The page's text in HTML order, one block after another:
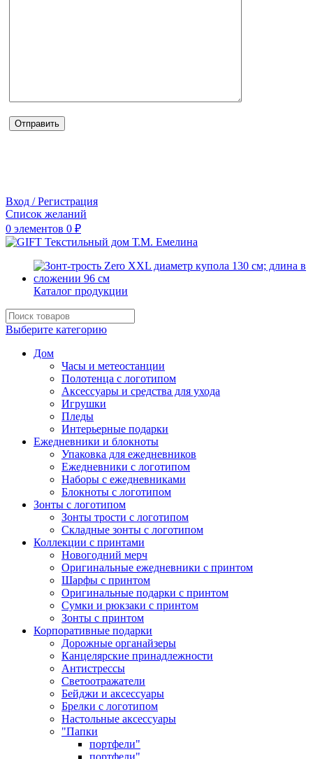
Вход / Регистрация
Список желаний
0 элементов 0 ₽
Каталог продукции
Выберите категорию
Дом
Часы и метеостанции
Полотенца с логотипом
Аксессуары и средства для ухода
Игрушки
Пледы
Интерьерные подарки
Ежедневники и блокноты
Упаковка для ежедневников
Ежедневники с логотипом
Наборы с ежедневниками
Блокноты с логотипом
Зонты с логотипом
Зонты трости с логотипом
Складные зонты с логотипом
Коллекции с принтами
Новогодний мерч
Оригинальные ежедневники с принтом
Шарфы с принтом
Оригинальные подарки с принтом
Сумки и рюкзаки с принтом
Зонты с принтом
Корпоративные подарки
Дорожные органайзеры
Канцелярские принадлежности
Антистрессы
Светоотражатели
Бейджи и аксессуары
Брелки с логотипом
Настольные аксессуары
"Папки
портфели"
портфели"